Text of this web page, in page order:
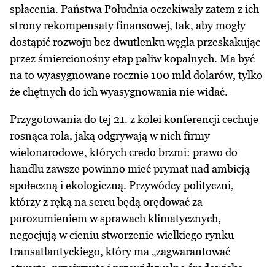
spłacenia. Państwa Południa oczekiwały zatem z ich
strony rekompensaty finansowej, tak, aby mogły
dostąpić rozwoju bez dwutlenku węgla przeskakując
przez śmiercionośny etap paliw kopalnych. Ma być
na to wyasygnowane rocznie 100 mld dolarów, tylko
że chętnych do ich wyasygnowania nie widać.
Przygotowania do tej 21. z kolei konferencji cechuje
rosnąca rola, jaką odgrywają w nich firmy
wielonarodowe, których credo brzmi: prawo do
handlu zawsze powinno mieć prymat nad ambicją
społeczną i ekologiczną. Przywódcy polityczni,
którzy z ręką na sercu będą orędować za
porozumieniem w sprawach klimatycznych,
negocjują w cieniu stworzenie wielkiego rynku
transatlantyckiego, który ma „zagwarantować